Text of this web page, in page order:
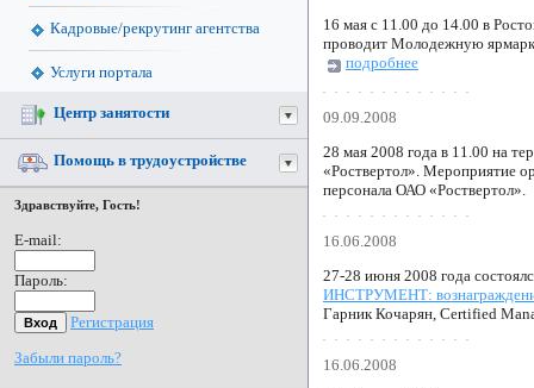
Кадровые/рекрутинг агентства
Услуги портала
Центр занятости
Помощь в трудоустройстве
Здравствуйте, Гость!
E-mail:
Пароль:
Регистрация
Забыли пароль?
16 мая с 11.00 до 14.00 в
проводит Молодежную
подробнее
09.09.2008
28 мая 2008 года в 11.00 на
«Роствертол». Мероприятие
персонала ОАО «Роствертол».
16.06.2008
27-28 июня 2008 года
ИНСТРУМЕНТ: вознаграждение
Гарник Кочарян, Certified
16.06.2008